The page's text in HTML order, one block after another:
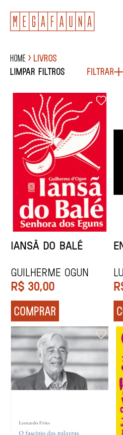
Home
Livros
Filtrar
Limpar filtros
IANSÃ DO BALÉ
GUILHERME OGUN
R$ 30,00
COMPRAR